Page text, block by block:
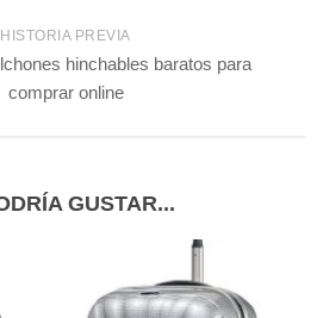
HISTORIA PREVIA
hinchables baratos para
comprar online
GUSTAR...